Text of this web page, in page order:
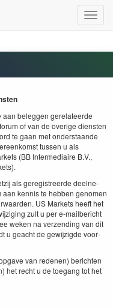
Toggle
aan beleggen gere­la­teerde
of van de overige dien­sten
te gaan met onder­staande
tussen u als
(BB Inter­me­di­aire B.V.,
als gereg­istreerde deel­ne­
aan ken­nis te hebben genomen
US Mar­kets heeft het
zult u per e‑mailbericht
weken na verzend­ing van dit
u geacht de gewi­jzigde voor­
van rede­nen) bericht­en
het recht u de toe­gang tot het